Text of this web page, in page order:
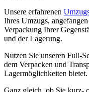
Unsere erfahrenen
Ihres Umzugs,
Verpackung Ihrer
und der Lagerung.
Nutzen Sie unseren Full-
dem Verpacken und
Lagermöglichkeiten bietet.